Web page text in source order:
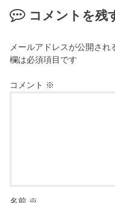
コメントを残
メールアドレスが公開され
欄は必須項目です
コメント ※